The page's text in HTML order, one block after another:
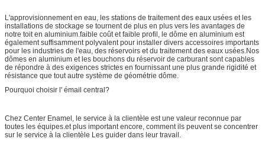
L'approvisionnement en eau, les stations de traitement des eaux usées et les
installations de stockage se tournent de plus en plus vers les avantages de
notre toit en aluminium.faible coût et faible profil, le dôme en aluminium est
également suffisamment polyvalent pour installer divers accessoires importants
pour les industries de l'eau, des réservoirs et du traitement des eaux usées.Nos
dômes en aluminium et les bouchons du réservoir de carburant sont capables
de répondre à des exigences strictes en fournissant une plus grande rigidité et
résistance que tout autre système de géométrie dôme.
Pourquoi choisir l' émail central?
Chez Center Enamel, le service à la clientèle est une valeur reconnue par
toutes les équipes.et plus important encore, comment ils peuvent se concentrer
sur le service à la clientèle Les guider dans leur travail.